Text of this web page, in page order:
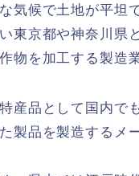
気候で土地が平坦
東京都や神奈川県
物を加工する製造
産品として国内で
製品を製造するメ